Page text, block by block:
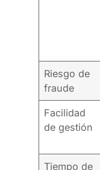
Riesgo de
fraude
Facilidad
de gestión
Tiempo de